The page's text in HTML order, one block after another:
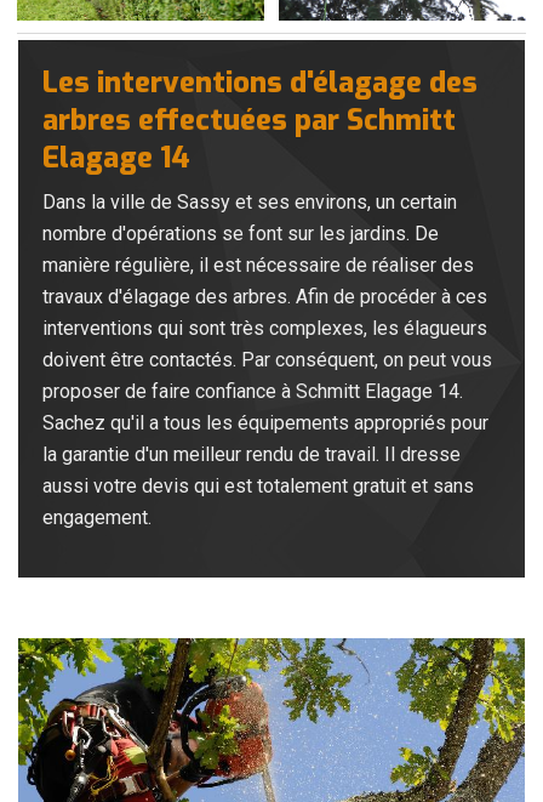
Les interventions d'élagage des
arbres effectuées par Schmitt
Elagage 14
Dans la ville de Sassy et ses environs, un certain
nombre d'opérations se font sur les jardins. De
manière régulière, il est nécessaire de réaliser des
travaux d'élagage des arbres. Afin de procéder à ces
interventions qui sont très complexes, les élagueurs
doivent être contactés. Par conséquent, on peut vous
proposer de faire confiance à Schmitt Elagage 14.
Sachez qu'il a tous les équipements appropriés pour
la garantie d'un meilleur rendu de travail. Il dresse
aussi votre devis qui est totalement gratuit et sans
engagement.